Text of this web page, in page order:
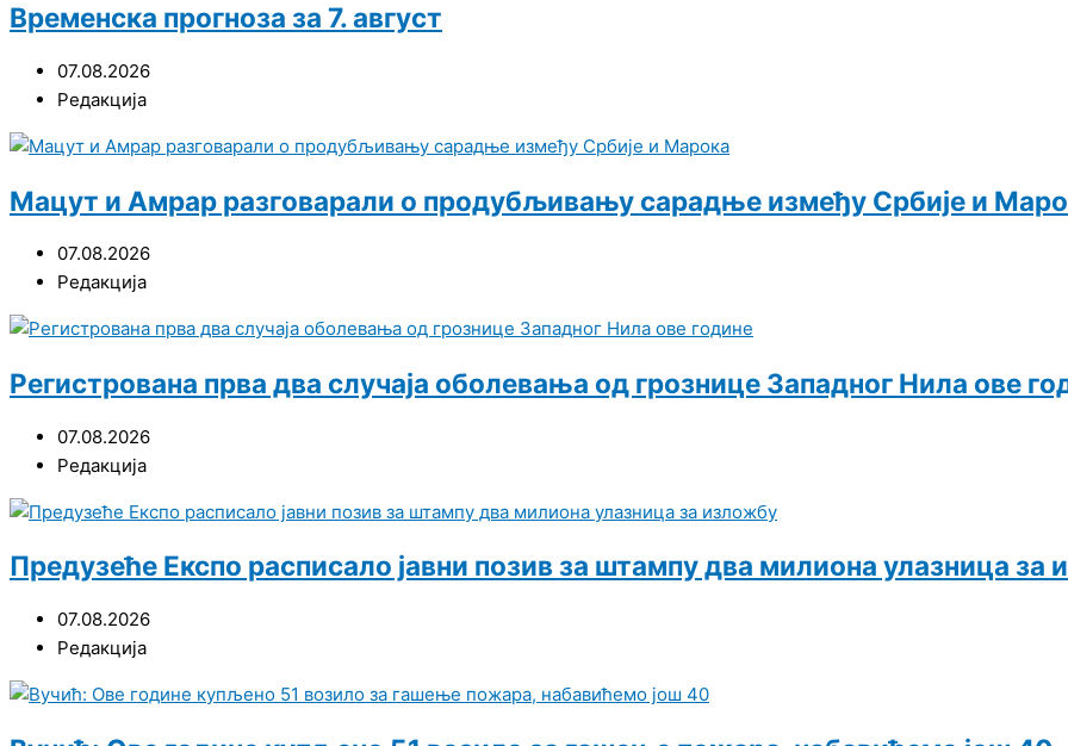
Временска прогноза за 7. август
07.08.2026
Редакција
Мацут и Амрар разговарали о продубљивању сарадње између Србије и
07.08.2026
Редакција
Регистрована прва два случаја оболевања од грознице Западног Нила ове
07.08.2026
Редакција
Предузеће Експо расписало јавни позив за штампу два милиона улазница за
07.08.2026
Редакција